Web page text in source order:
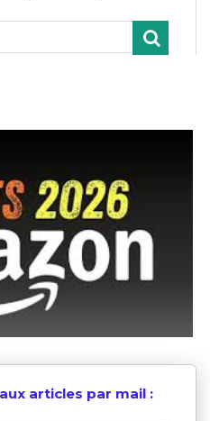
articles par mail :